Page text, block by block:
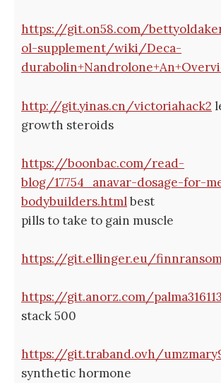
https://git.on58.com/
ol-supplement/wiki/Deca-
http://git.yinas.cn/victoriahack2
growth steroids
https://boonbac.com/read-
blog/17754_anavar-dosage-for-
bodybuilders.htmlbest
pills to take to gain muscle
https://git.ellinger.eu/
https://git.anorz.com/
stack 500
https://git.traband.ovh/
synthetic hormone